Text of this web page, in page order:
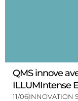
QMS innove
ILLUMIntense
11/06INNOVATION